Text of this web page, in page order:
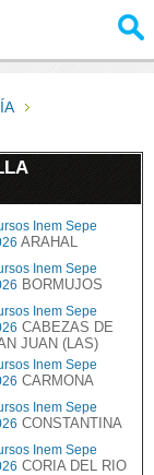
Inem Sepe
ARAHAL
Inem Sepe
BORMUJOS
Inem Sepe
CABEZAS DE
JUAN (LAS)
Inem Sepe
CARMONA
Inem Sepe
CONSTANTINA
Inem Sepe
CORIA DEL RIO